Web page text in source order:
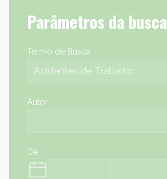
Parâmetros da busca
Termo de Busca
Autor
De